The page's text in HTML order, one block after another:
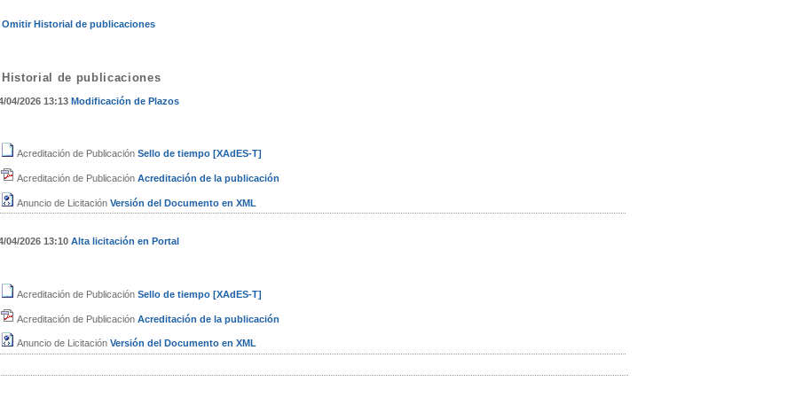
Omitir Historial de publicaciones
Historial de publicaciones
04/2026 13:13 Modificación de Plazos
Acreditación de Publicación Sello de tiempo [XAdES-T]
Acreditación de Publicación Acreditación de la publicación
Anuncio de Licitación Versión del Documento en XML
04/2026 13:10 Alta licitación en Portal
Acreditación de Publicación Sello de tiempo [XAdES-T]
Acreditación de Publicación Acreditación de la publicación
Anuncio de Licitación Versión del Documento en XML